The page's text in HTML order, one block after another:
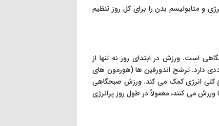
و متابولیسم بدن را برای کل روز تنظیم
است. ورزش در ابتدای روز نه تنها از
دارد. ترشح اندورفین ها (هورمون های
انرژی کمک می کند. ورزش صبحگاهی
می کنند، معمولاً در طول روز پرانرژی